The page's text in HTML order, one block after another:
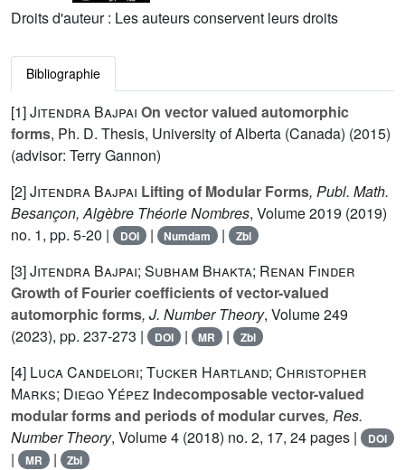
Droits d'auteur : Les auteurs conservent leurs droits
Bibliographie
[1]Jitendra Bajpai On vector valued automorphic
forms, Ph. D. Thesis, University of Alberta (Canada) (2015)
(advisor: Terry Gannon)
[2]Jitendra Bajpai Lifting of Modular Forms, Publ. Math.
Besançon, Algèbre Théorie Nombres, Volume 2019 (2019)
no. 1, pp. 5-20 |
DOI | Numdam | Zbl
[3]Jitendra Bajpai; Subham Bhakta; Renan Finder
Growth of Fourier coefficients of vector-valued
automorphic forms, J. Number Theory, Volume 249
(2023), pp. 237-273 |
DOI | MR | Zbl
[4] Luca Candelori; Tucker Hartland; Christopher
Marks; Diego Yépez Indecomposable vector-valued
modular forms and periods of modular curves, Res.
Number Theory, Volume 4 (2018) no. 2, 17, 24 pages | DOI
| MR | Zbl